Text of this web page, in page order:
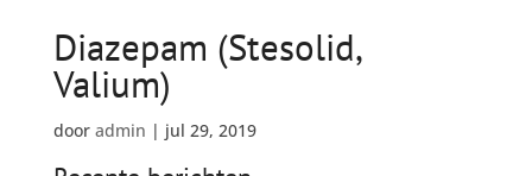
Diazepam (Stesolid,
Valium)
door admin | jul 29, 2019